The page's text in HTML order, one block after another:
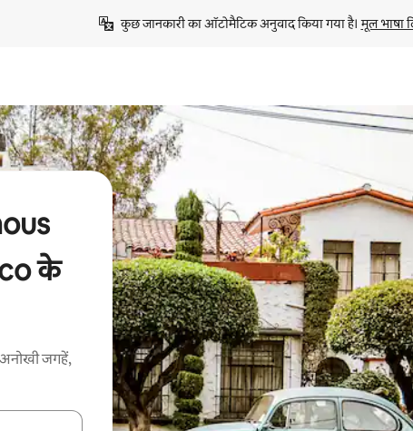
कुछ जानकारी का ऑटोमैटिक अनुवाद किया गया है। मूल भाषा
के
अनोखी जगहें,